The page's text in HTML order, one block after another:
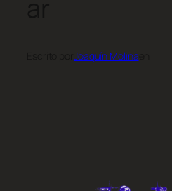
Joaquín Molina